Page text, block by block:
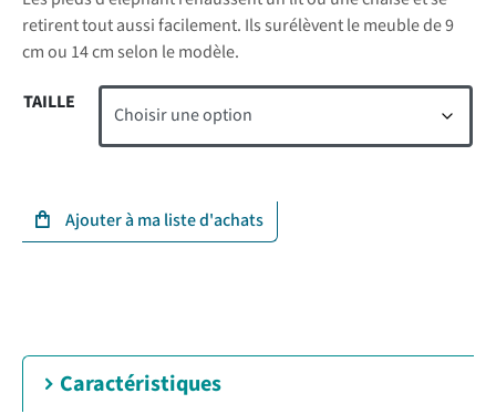
retirent tout aussi facilement. Ils surélèvent le meuble de 9
cm ou 14 cm selon le modèle.
TAILLE
Caractéristiques